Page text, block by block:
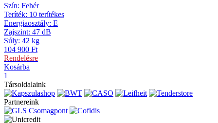
Szín: Fehér
Teríték: 10 terítékes
Energiaosztály: E
Zajszint: 47 dB
Súly: 42 kg
104 900 Ft
Rendelésre
Kosárba
1
Társoldalaink
Partnereink